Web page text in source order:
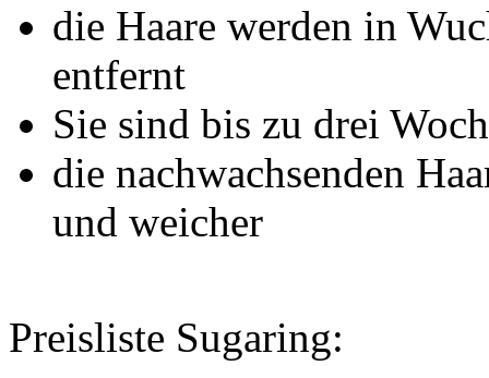
die Haare werden in
entfernt
Sie sind bis zu drei
die nachwachsenden
und weicher
Preisliste Sugaring: